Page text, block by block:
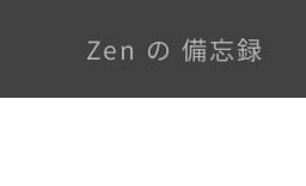
Zen の 備忘録